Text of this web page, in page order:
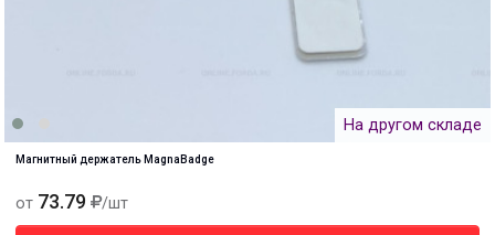
На другом складе
Магнитный держатель MagnaBadge
от 73.79 /шт